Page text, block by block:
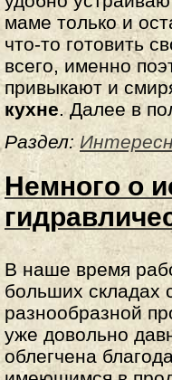
маме только и
что-то готовить
всего, именно
привыкают и
кухне. Далее в
Раздел:
Немного о
В наше время
больших складах
разнообразной
уже довольно
облегчена